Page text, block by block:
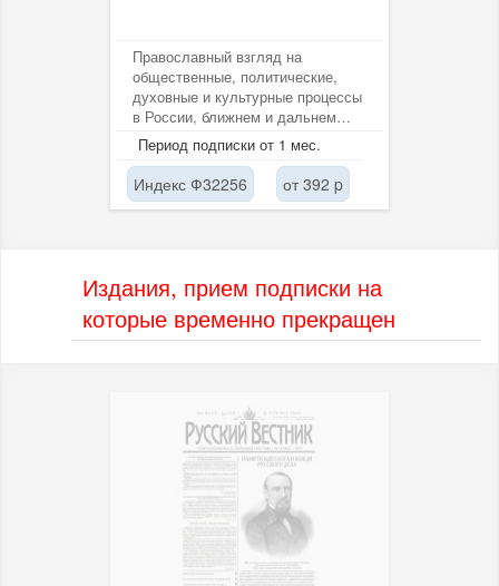
Православный взгляд на
общественные, политические,
духовные и культурные процессы
в России, ближнем и дальнем
зарубежье.
Период подписки от 1 мес.
Индекс Ф32256 от 392 p
Издания, прием подписки на
которые временно прекращен